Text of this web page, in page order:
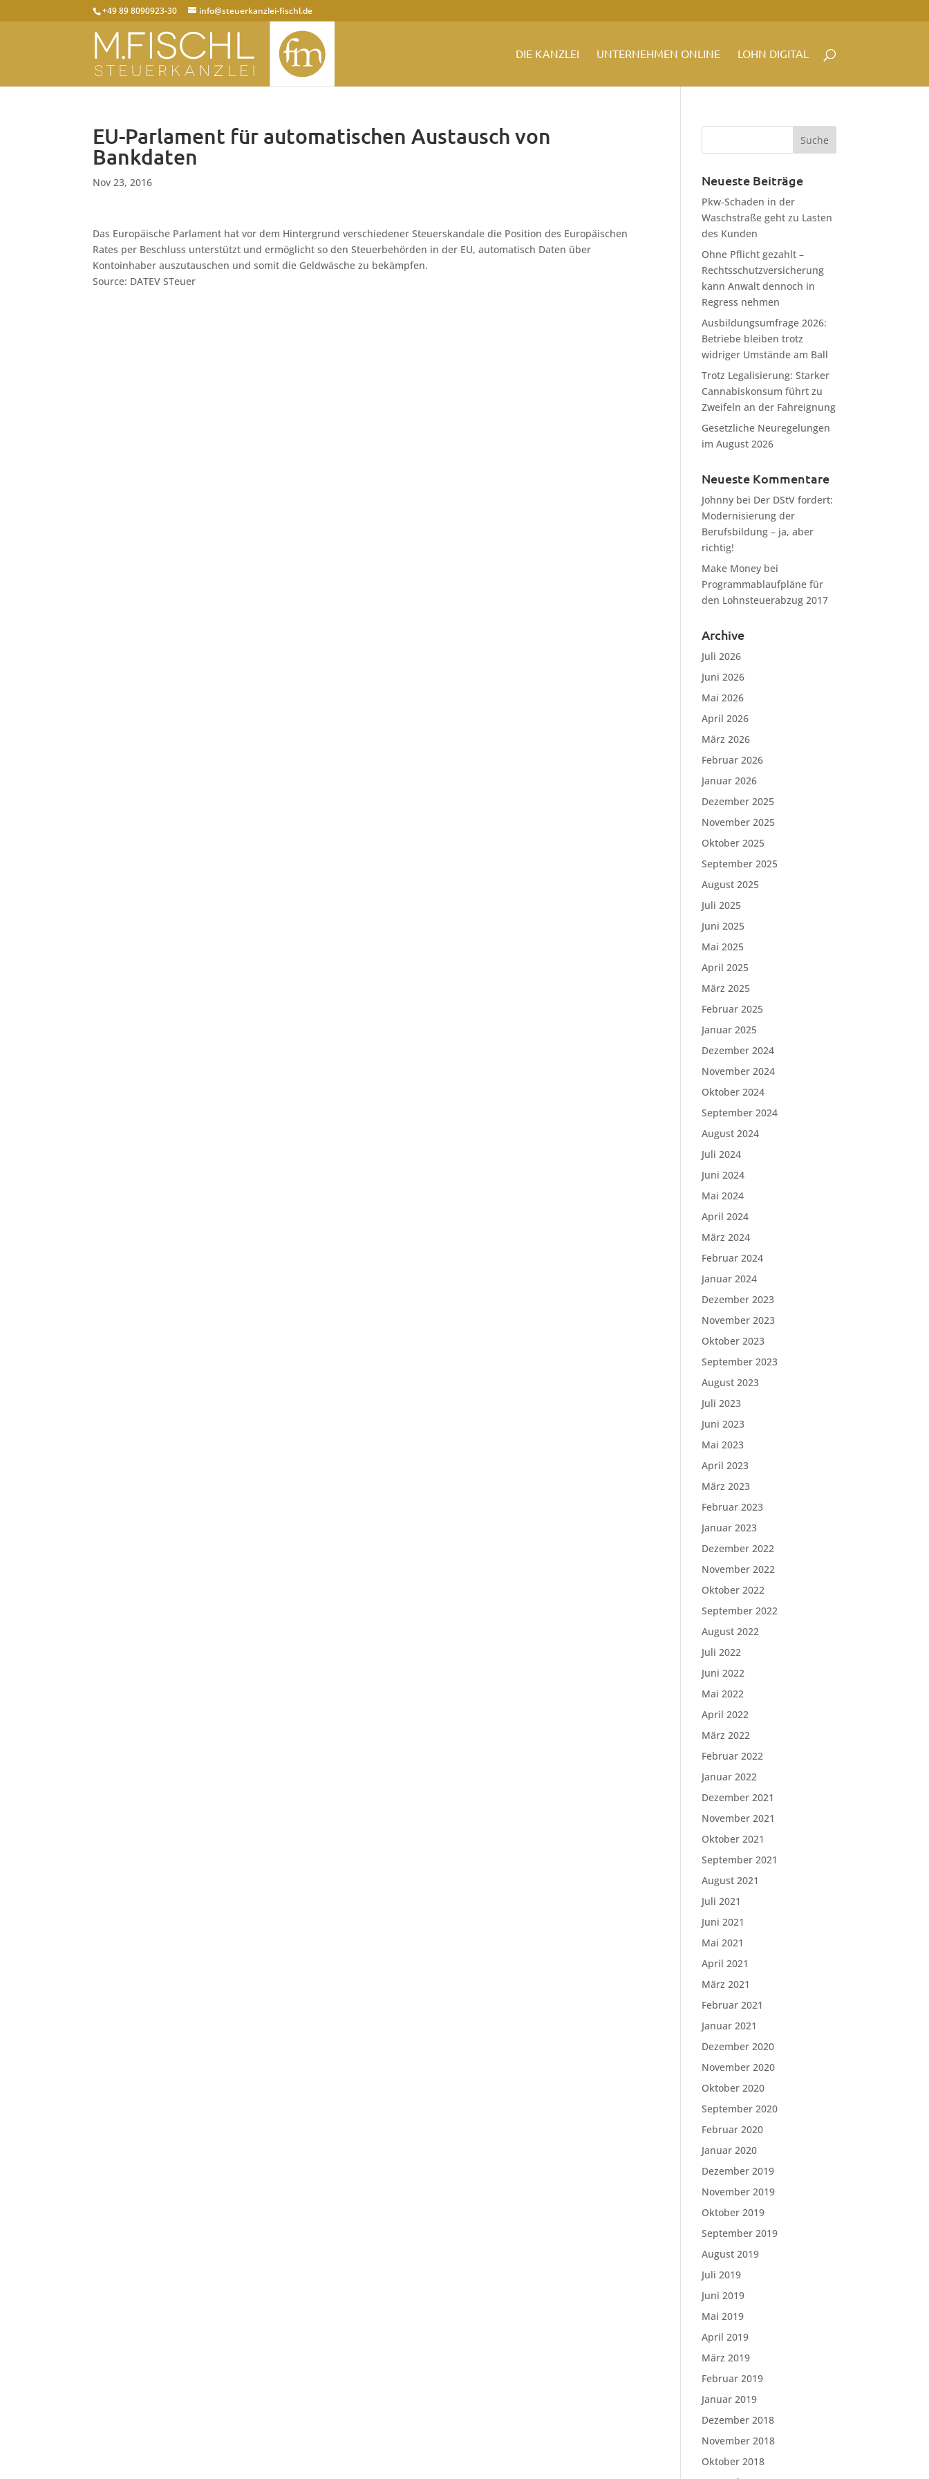
+49 89 8090923-30 info@steuerkanzlei-fischl.de
DIE KANZLEI UNTERNEHMEN ONLINE LOHN DIGITAL
EU-Parlament für automatischen Austausch von
Bankdaten
Nov 23, 2016
Das Europäische Parlament hat vor dem Hintergrund verschiedener Steuerskandale die Position des Europäischen
Rates per Beschluss unterstützt und ermöglicht so den Steuerbehörden in der EU, automatisch Daten über
Kontoinhaber auszutauschen und somit die Geldwäsche zu bekämpfen.
Source: DATEV STeuer
Neueste Beiträge
Pkw-Schaden in der
Waschstraße geht zu Lasten
des Kunden
Ohne Pflicht gezahlt –
Rechtsschutzversicherung
kann Anwalt dennoch in
Regress nehmen
Ausbildungsumfrage 2026:
Betriebe bleiben trotz
widriger Umstände am Ball
Trotz Legalisierung: Starker
Cannabiskonsum führt zu
Zweifeln an der Fahreignung
Gesetzliche Neuregelungen
im August 2026
Neueste Kommentare
Johnny bei Der DStV fordert:
Modernisierung der
Berufsbildung – ja, aber
richtig!
Make Money bei
Programmablaufpläne für
den Lohnsteuerabzug 2017
Archive
Juli 2026
Juni 2026
Mai 2026
April 2026
März 2026
Februar 2026
Januar 2026
Dezember 2025
November 2025
Oktober 2025
September 2025
August 2025
Juli 2025
Juni 2025
Mai 2025
April 2025
März 2025
Februar 2025
Januar 2025
Dezember 2024
November 2024
Oktober 2024
September 2024
August 2024
Juli 2024
Juni 2024
Mai 2024
April 2024
März 2024
Februar 2024
Januar 2024
Dezember 2023
November 2023
Oktober 2023
September 2023
August 2023
Juli 2023
Juni 2023
Mai 2023
April 2023
März 2023
Februar 2023
Januar 2023
Dezember 2022
November 2022
Oktober 2022
September 2022
August 2022
Juli 2022
Juni 2022
Mai 2022
April 2022
März 2022
Februar 2022
Januar 2022
Dezember 2021
November 2021
Oktober 2021
September 2021
August 2021
Juli 2021
Juni 2021
Mai 2021
April 2021
März 2021
Februar 2021
Januar 2021
Dezember 2020
November 2020
Oktober 2020
September 2020
Februar 2020
Januar 2020
Dezember 2019
November 2019
Oktober 2019
September 2019
August 2019
Juli 2019
Juni 2019
Mai 2019
April 2019
März 2019
Februar 2019
Januar 2019
Dezember 2018
November 2018
Oktober 2018